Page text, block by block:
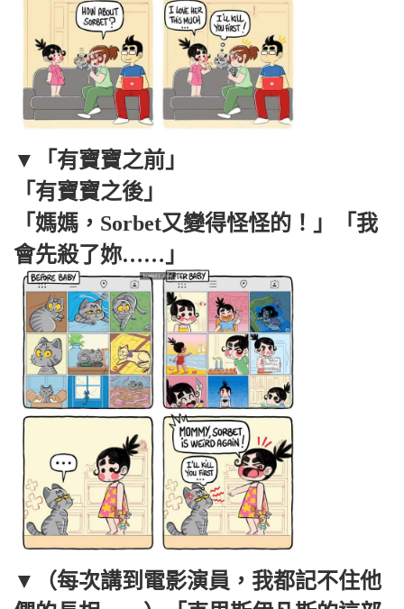
▼「有寶寶之前」
「有寶寶之後」
「媽媽，Sorbet又變得怪怪的！」「我
會先殺了妳……」
▼（每次講到電影演員，我都記不住他